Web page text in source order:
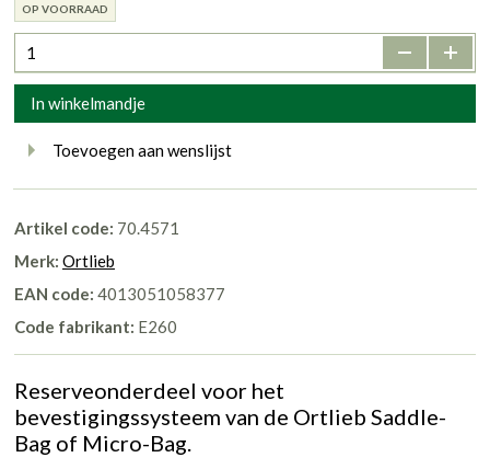
OP VOORRAAD
- +
In winkelmandje
Toevoegen aan wenslijst
Artikel code: 70.4571
Merk: Ortlieb
EAN code: 4013051058377
Code fabrikant: E260
Reserveonderdeel voor het
bevestigingssysteem van de Ortlieb Saddle-
Bag of Micro-Bag.